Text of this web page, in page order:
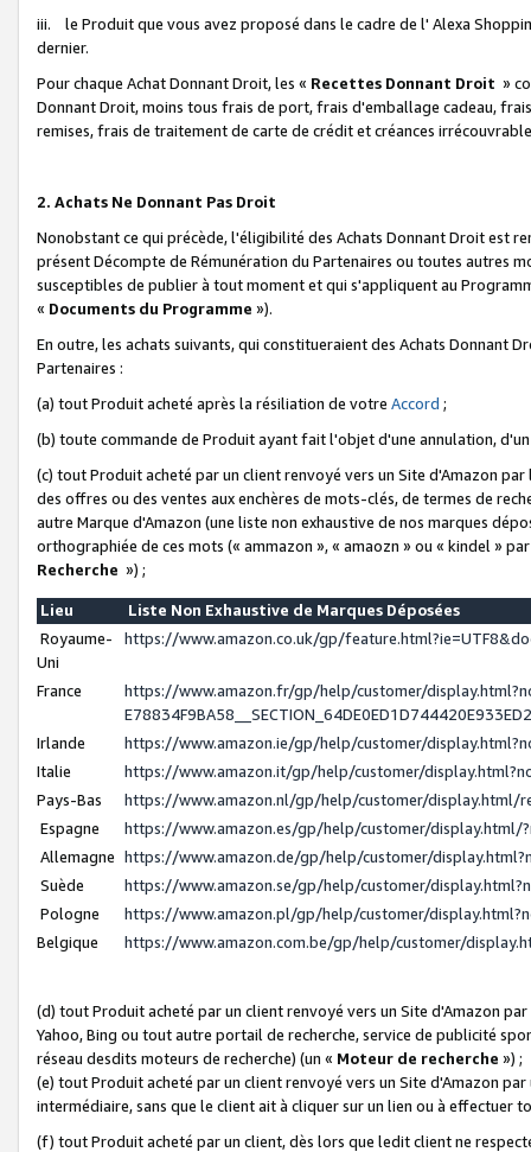
iii. le Produit que vous avez proposé dans le cadre de l' Alexa
dernier.
Pour chaque Achat Donnant Droit, les « Recettes Donnant Droit »
Donnant Droit, moins tous frais de port, frais d'emballage cadeau,
remises, frais de traitement de carte de crédit et créances
2. Achats Ne Donnant Pas Droit
Nonobstant ce qui précède, l'éligibilité des Achats Donnant Droit est
présent Décompte de Rémunération du Partenaires ou toutes autres
susceptibles de publier à tout moment et qui s'appliquent au
« Documents du Programme »).
En outre, les achats suivants, qui constitueraient des Achats Donnant
Partenaires :
(a) tout Produit acheté après la résiliation de votre Accord ;
(b) toute commande de Produit ayant fait l'objet d'une annulation,
(c) tout Produit acheté par un client renvoyé vers un Site d'Amazon
des offres ou des ventes aux enchères de mots-clés, de termes de
autre Marque d'Amazon (une liste non exhaustive de nos marques
orthographiée de ces mots (« ammazon », « amaozn » ou « kindel »
Recherche ») ;
Lieu
Liste Non Exhaustive de Marques Déposées
Royaume-
Uni
https://www.amazon.co.uk/gp/
France
https://www.amazon.fr/gp/help/customer/
Irlande
https://www.amazon.ie/gp/help/customer/
Italie
https://www.amazon.it/gp/help/customer/
Pays-Bas
https://www.amazon.nl/gp/help/customer/display.html/
Espagne
https://www.amazon.es/gp/help/customer/display.html/
Allemagne https://www.amazon.de/gp/help/customer/
Suède
https://www.amazon.se/gp/help/customer/
Pologne
https://www.amazon.pl/gp/help/customer/
Belgique
https://www.amazon.com.be/gp/help/customer/
(d) tout Produit acheté par un client renvoyé vers un Site d'Amazon
Yahoo, Bing ou tout autre portail de recherche, service de publicité
réseau desdits moteurs de recherche) (un « Moteur de recherche ») ;
(e) tout Produit acheté par un client renvoyé vers un Site d'Amazon
intermédiaire, sans que le client ait à cliquer sur un lien ou à
(f) tout Produit acheté par un client, dès lors que ledit client ne